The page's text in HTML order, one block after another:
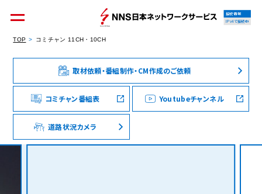
個人のお客様 集合住宅オーナーの方
法人のお客様 料金シミュレーション
接続情報
IPv4で接続中
TOP コミチャン 11CH・10CH
取材依頼・番組制作・CM作成のご依頼
コミチャン番組表 Youtubeチャンネル
道路状況カメラ